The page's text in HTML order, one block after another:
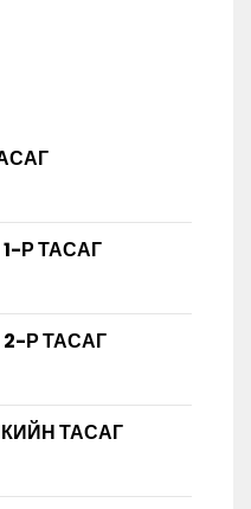
Р ТАСАГ
Р ТАСАГ
ТАСАГ